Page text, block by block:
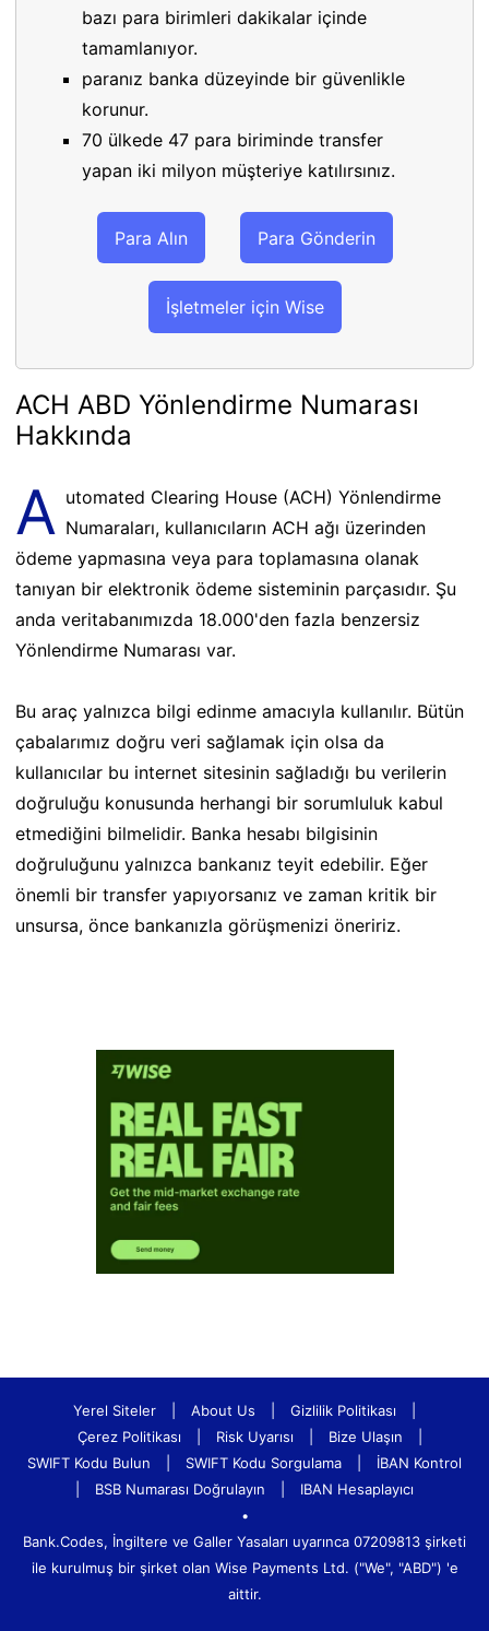
bazı para birimleri dakikalar içinde
tamamlanıyor.
paranız banka düzeyinde bir güvenlikle
korunur.
70 ülkede 47 para biriminde transfer
yapan iki milyon müşteriye katılırsınız.
Para Alın Para Gönderin
İşletmeler için Wise
ACH ABD Yönlendirme Numarası
Hakkında
A utomated Clearing House (ACH) Yönlendirme
Numaraları, kullanıcıların ACH ağı üzerinden
ödeme yapmasına veya para toplamasına olanak
tanıyan bir elektronik ödeme sisteminin parçasıdır. Şu
anda veritabanımızda 18.000'den fazla benzersiz
Yönlendirme Numarası var.
Bu araç yalnızca bilgi edinme amacıyla kullanılır. Bütün
çabalarımız doğru veri sağlamak için olsa da
kullanıcılar bu internet sitesinin sağladığı bu verilerin
doğruluğu konusunda herhangi bir sorumluluk kabul
etmediğini bilmelidir. Banka hesabı bilgisinin
doğruluğunu yalnızca bankanız teyit edebilir. Eğer
önemli bir transfer yapıyorsanız ve zaman kritik bir
unsursa, önce bankanızla görüşmenizi öneririz.
Yerel Siteler About Us Gizlilik Politikası
Çerez Politikası
Risk Uyarısı Bize Ulaşın
SWIFT Kodu Bulun
SWIFT Kodu Sorgulama
İBAN Kontrol
BSB Numarası Doğrulayın
IBAN Hesaplayıcı
•
Bank.Codes, İngiltere ve Galler Yasaları uyarınca 07209813 şirketi
ile kurulmuş bir şirket olan Wise Payments Ltd. ("We", "ABD") 'e
aittir.